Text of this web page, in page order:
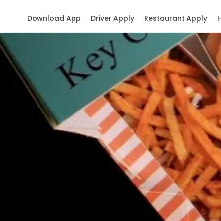
Restaurant Apply
Driver Apply
Download App